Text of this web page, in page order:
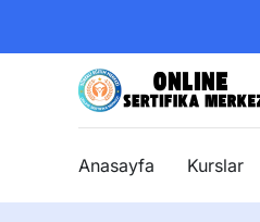
Anasayfa Kurslar